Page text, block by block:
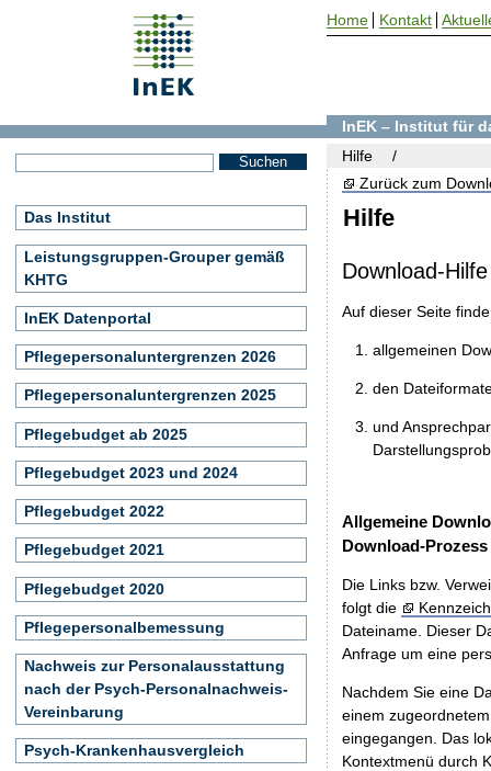
Hilfe
Zurück zum
Download-Hilfe
Auf dieser Seite
allgemeinen
den
und
Allgemeine
Download-Prozess
Die Links bzw.
folgt die
Dateiname. Dieser
Anfrage um eine
Nachdem Sie eine
einem
eingegangen. Das
Kontextmenü durch
InEK – Institut für
Hilfe
Das Institut
Leistungsgruppen-Grouper gemäß
KHTG
InEK Datenportal
Pflegepersonaluntergrenzen 2026
Pflegepersonaluntergrenzen 2025
Pflegebudget ab 2025
Pflegebudget 2023 und 2024
Pflegebudget 2022
Pflegebudget 2021
Pflegebudget 2020
Pflegepersonalbemessung
Nachweis zur Personalausstattung
nach der Psych-Personalnachweis-
Vereinbarung
Psych-Krankenhausvergleich
Home Kontakt